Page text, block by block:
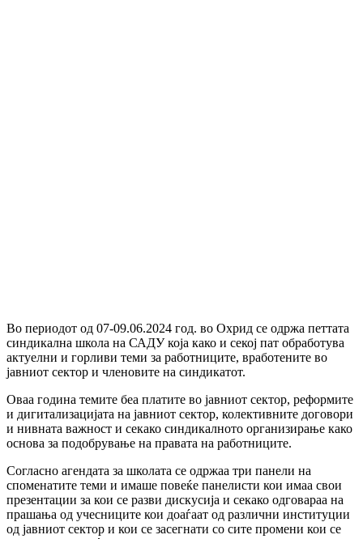
Во периодот од 07-09.06.2024 год. во Охрид се одржа петтата
синдикална школа на САДУ која како и секој пат обработува
актуелни и горливи теми за работниците, вработените во
јавниот сектор и членовите на синдикатот.
Оваа година темите беа платите во јавниот сектор, реформите
и дигитализацијата на јавниот сектор, колективните договори
и нивната важност и секако синдикалното организирање како
основа за подобрување на правата на работниците.
Согласно агендата за школата се одржаа три панели на
споменатите теми и имаше повеќе панелисти кои имаа свои
презентации за кои се разви дискусија и секако одговараа на
прашања од учесниците кои доаѓаат од различни институции
од јавниот сектор и кои се засегнати со сите промени кои се